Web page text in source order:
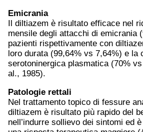
Emicrania
Il diltiazem è risultato efficace nel
mensile degli attacchi di emicrania
pazienti rispettivamente con
loro durata (99,64% vs 7,64%) e la
serotoninergica plasmatica (70%
al., 1985).
Patologie rettali
Nel trattamento topico di fessure
diltiazem è risultato più rapido del
nell’indurre sollievo dei sintomi ed